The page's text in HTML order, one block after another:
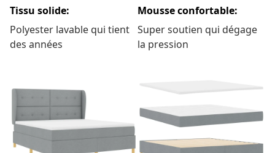
Tissu solide:
Polyester lavable qui tient
des années
Mousse confortable:
Super soutien qui dégage
la pression